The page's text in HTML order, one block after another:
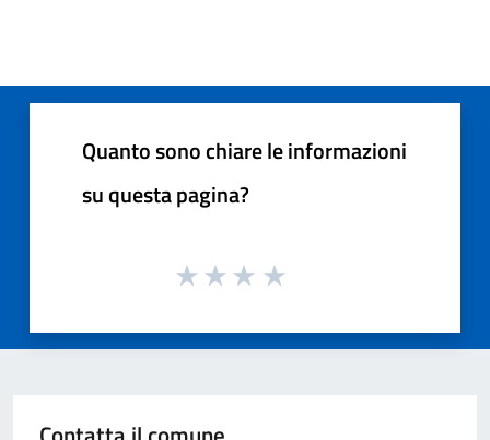
Quanto sono chiare le informazioni
su questa pagina?